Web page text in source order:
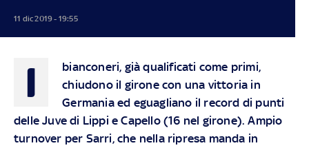
11 dic 2019 - 19:55
I
bianconeri, già qualificati come primi,
chiudono il girone con una vittoria in
Germania ed eguagliano il record di punti
delle Juve di Lippi e Capello (16 nel girone). Ampio
turnover per Sarri, che nella ripresa manda in